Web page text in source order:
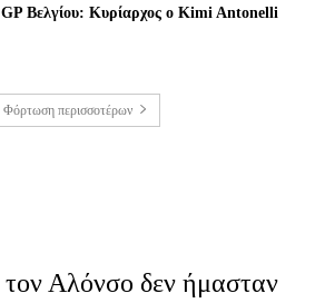
GP Βελγίου: Κυρίαρχος ο Kimi Antonelli
Φόρτωση περισσοτέρων